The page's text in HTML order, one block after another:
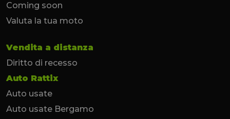
Coming soon
Valuta la tua moto
Vendita a distanza
Diritto di recesso
Auto Rattix
Auto usate
Auto usate Bergamo